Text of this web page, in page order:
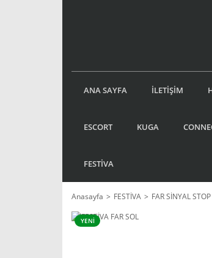
ANA SAYFA İLETİŞİM
ESCORT KUGA
FESTİVA
Anasayfa FESTİVA FAR SİNYAL STOP
YENİ